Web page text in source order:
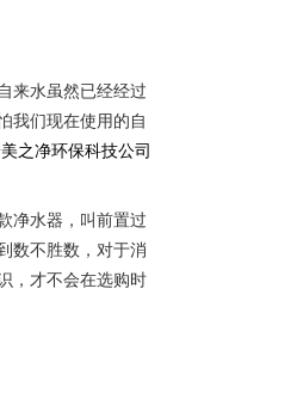
来水虽然已经经过
我们现在使用的自
之净环保科技公司
净水器，叫前置过
数不胜数，对于消
，才不会在选购时